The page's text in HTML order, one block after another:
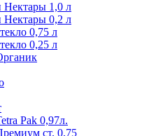
Нектары 1,0 л
Нектары 0,2 л
0,75 л
0,25 л
Pak 0,97л.
ст. 0,75